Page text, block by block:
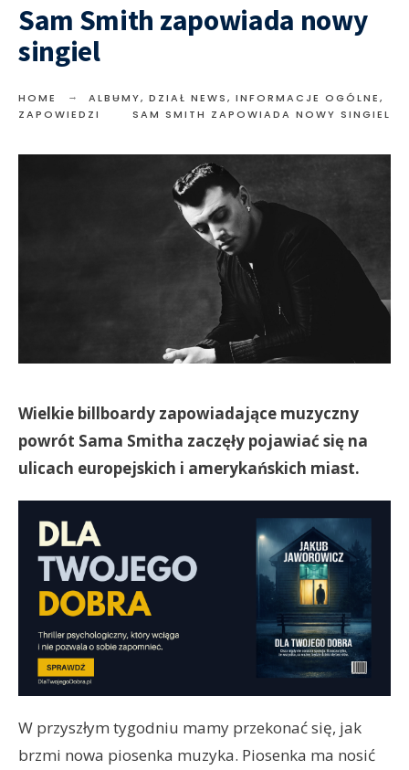
Sam Smith zapowiada nowy
singiel
HOME ALBUMY, DZIAŁ NEWS, INFORMACJE OGÓLNE,
ZAPOWIEDZI
SAM SMITH ZAPOWIADA NOWY SINGIEL
Wielkie billboardy zapowiadające muzyczny
powrót Sama Smitha zaczęły pojawiać się na
ulicach europejskich i amerykańskich miast.
W przyszłym tygodniu mamy przekonać się, jak
brzmi nowa piosenka muzyka. Piosenka ma nosić